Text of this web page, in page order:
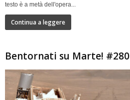
testo è a metà dell'opera...
Continua a leggere
Bentornati su Marte! #280